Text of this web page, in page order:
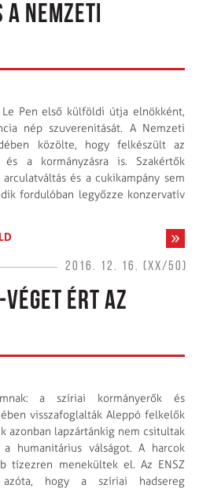
A NEMZETI
Pen első külföldi útja elnökként,
nép szuverenitását. A Nemzeti
közölte, hogy felkészült az
és a kormányzásra is. Szakértők
és a cukikampány sem
fordulóban legyőzze konzervatív
2016. 12. 16. (XX/50)
ÉRT AZ
a szíriai kormányerők és
visszafoglalták Aleppó felkelők
azonban lapzártánkig nem csitultak
humanitárius válságot. A harcok
tízezren menekültek el. Az ENSZ
hogy a szíriai hadsereg